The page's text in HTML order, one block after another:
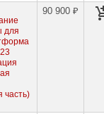
для
часть)
90 900 ₽